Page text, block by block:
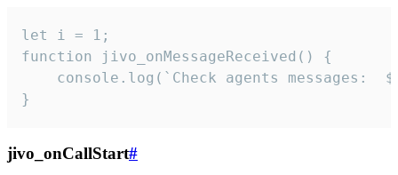
let i = 1;
function jivo_onMessageReceived() {
}
jivo_onCallStart#